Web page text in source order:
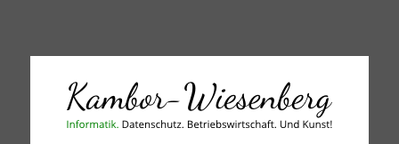
↓
CONTENT